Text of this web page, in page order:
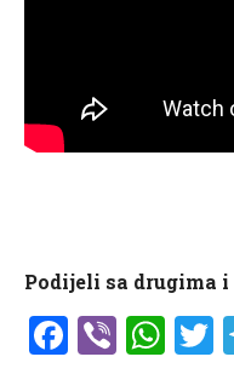
Podijeli sa drugima
Viber